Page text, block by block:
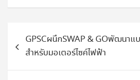
เรื่องGPSCผนึกSWAP & GOพัฒนาแ
สำหรับมอเตอร์ไซค์ไฟฟ้า